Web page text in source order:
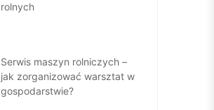
rolnych
Serwis maszyn rolniczych –
jak zorganizować warsztat w
gospodarstwie?